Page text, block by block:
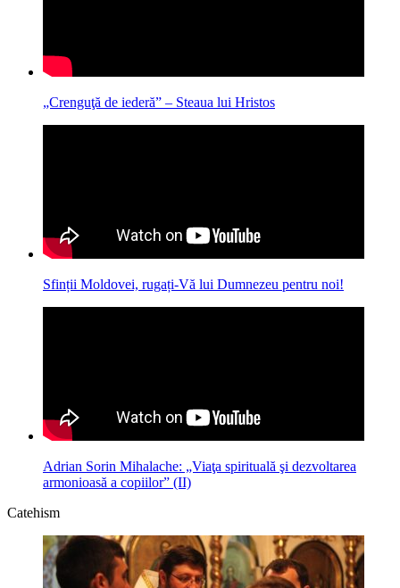
„Crenguţă de iederă” – Steaua lui Hristos
Sfinții Moldovei, rugați-Vă lui Dumnezeu pentru noi!
Adrian Sorin Mihalache: „Viaţa spirituală şi dezvoltarea
armonioasă a copiilor” (II)
Catehism